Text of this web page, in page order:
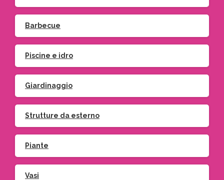
Barbecue
Piscine e idro
Giardinaggio
Strutture da esterno
Piante
Vasi